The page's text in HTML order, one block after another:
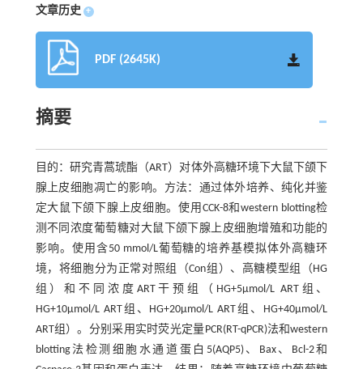
文章历史 +
PDF (2645K)
摘要
目的：研究青蒿琥酯（ART）对体外高糖环境下大鼠下颌下
腺上皮细胞凋亡的影响。方法：通过体外培养、纯化并鉴
定大鼠下颌下腺上皮细胞。使用CCK-8和western blotting检
测不同浓度葡萄糖对大鼠下颌下腺上皮细胞增殖和功能的
影响。使用含50 mmol/L葡萄糖的培养基模拟体外高糖环
境，将细胞分为正常对照组（Con组）、高糖模型组（HG
组）和不同浓度ART干预组（HG+5μmol/L ART组、
HG+10μmol/L ART组、HG+20μmol/L ART组、HG+40μmol/L
ART组）。分别采用实时荧光定量PCR(RT-qPCR)法和western
blotting法检测细胞水通道蛋白5(AQP5)、Bax、Bcl-2和